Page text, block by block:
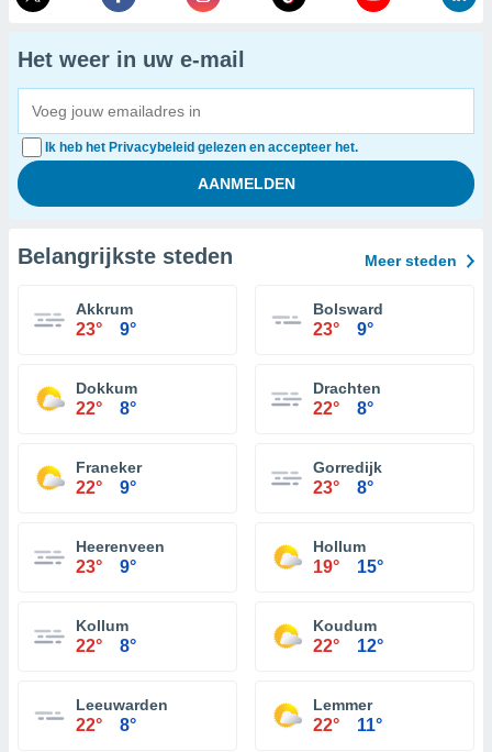
Het weer in uw e-mail
Ik heb het Privacybeleid gelezen en accepteer het.
Belangrijkste steden Meer steden
Akkrum
23° 9°
Bolsward
23° 9°
Dokkum
22° 8°
Drachten
22° 8°
Franeker
22° 9°
Gorredijk
23° 8°
Heerenveen
23° 9°
Hollum
19° 15°
Kollum
22° 8°
Koudum
22° 12°
Leeuwarden
22° 8°
Lemmer
22° 11°